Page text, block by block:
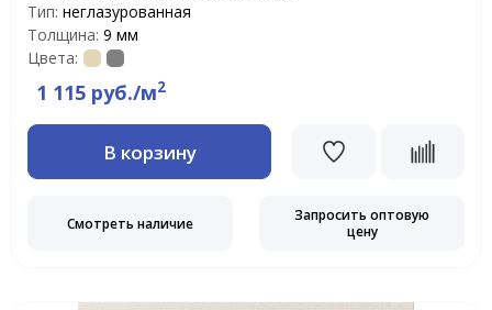
Тип: неглазурованная
Толщина: 9 мм
Цвета:
1 115 руб./м2
В корзину
Смотреть наличие
Запросить оптовую
цену